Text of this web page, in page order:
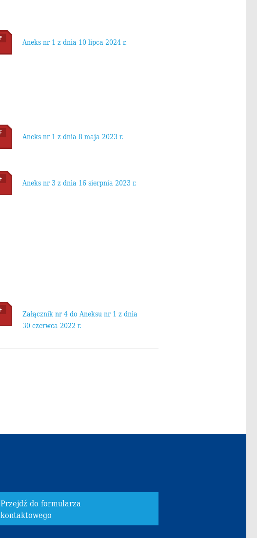
Aneks nr 1 z dnia 10 lipca 2024 r.
Aneks nr 1 z dnia 8 maja 2023 r.
Aneks nr 3 z dnia 16 sierpnia 2023 r.
Załącznik nr 4 do Aneksu nr 1 z dnia
30 czerwca 2022 r.
Przejdź do formularza
kontaktowego